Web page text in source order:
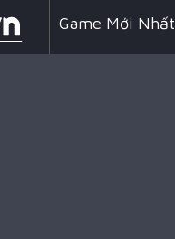
Game Mới Nhất